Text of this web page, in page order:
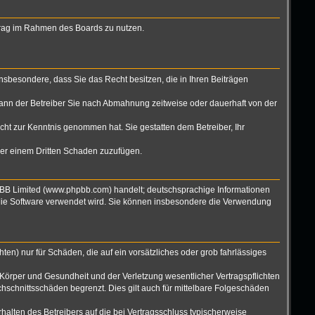
im Rahmen des Boards zu nutzen.
dass Sie das Recht besitzen, die in Ihren Beiträgen
der Betreiber Sie nach Abmahnung zeitweise oder dauerhaft von der
zur Kenntnis genommen hat. Sie gestatten dem Betreiber, Ihr
einem Dritten Schaden zuzufügen.
Limited (www.phpbb.com) handelt; deutschsprachige Informationen
Software verwendet wird. Sie können insbesondere die Verwendung
nur für Schäden, die auf ein vorsätzliches oder grob fahrlässiges
und Gesundheit und der Verletzung wesentlicher Vertragspflichten
begrenzt. Dies gilt auch für mittelbare Folgeschäden
des Betreibers auf die bei Vertragsschluss typischerweise